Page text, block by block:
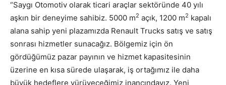
“Saygı Otomotiv olarak ticari araçlar sektöründe 40 yılı
aşkın bir deneyime sahibiz. 5000 m2 açık, 1200 m2 kapalı
alana sahip yeni plazamızda Renault Trucks satış ve satış
sonrası hizmetler sunacağız. Bölgemiz için ön
gördüğümüz pazar payının ve hizmet kapasitesinin
üzerine en kısa sürede ulaşarak, iş ortağımız ile daha
büyük hedeflere yürüyeceğimiz inancındayız. Yeni